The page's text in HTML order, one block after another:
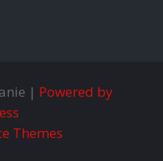
| Powered by
Themes